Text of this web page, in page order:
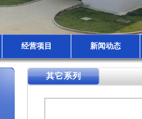
经营项目 新闻动态
其它系列